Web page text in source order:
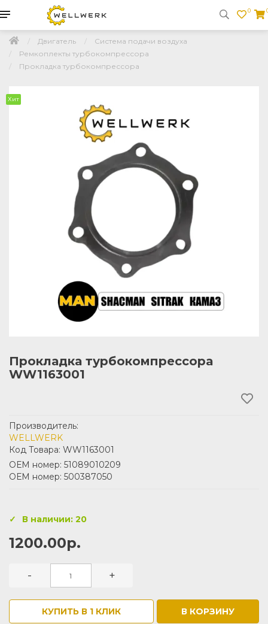
0
Двигатель
Система подачи воздуха
Ремкоплекты турбокомпрессора
Прокладка турбокомпрессора
Хит
Прокладка турбокомпрессора
WW1163001
Производитель:
WELLWERK
Код Товара: WW1163001
ОЕМ номер: 51089010209
ОЕМ номер: 500387050
В наличии: 20
1200.00р.
- +
КУПИТЬ В 1 КЛИК В КОРЗИНУ